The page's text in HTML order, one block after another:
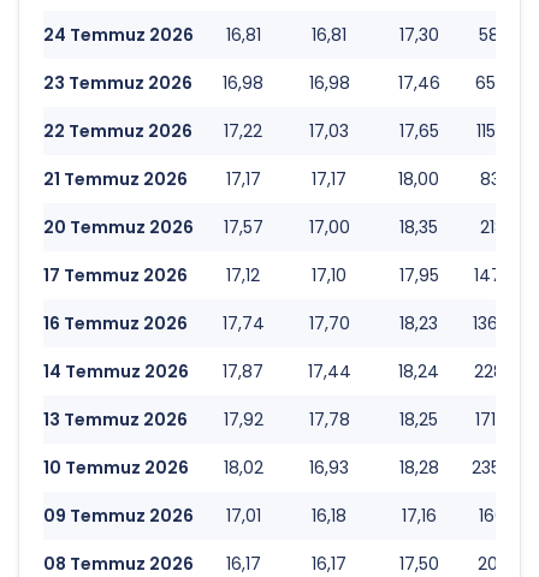
24 Temmuz 2026
16,81 16,81 17,30
23 Temmuz 2026
16,98 16,98 17,46
22 Temmuz 2026
17,22 17,03 17,65
21 Temmuz 2026
17,17 17,17 18,00
20 Temmuz 2026
17,57 17,00 18,35
17 Temmuz 2026
17,12 17,10 17,95
16 Temmuz 2026
17,74 17,70 18,23
14 Temmuz 2026
17,87 17,44 18,24
13 Temmuz 2026
17,92 17,78 18,25
10 Temmuz 2026
18,02 16,93 18,28
09 Temmuz 2026
17,01 16,18 17,16
08 Temmuz 2026
16,17 16,17 17,50